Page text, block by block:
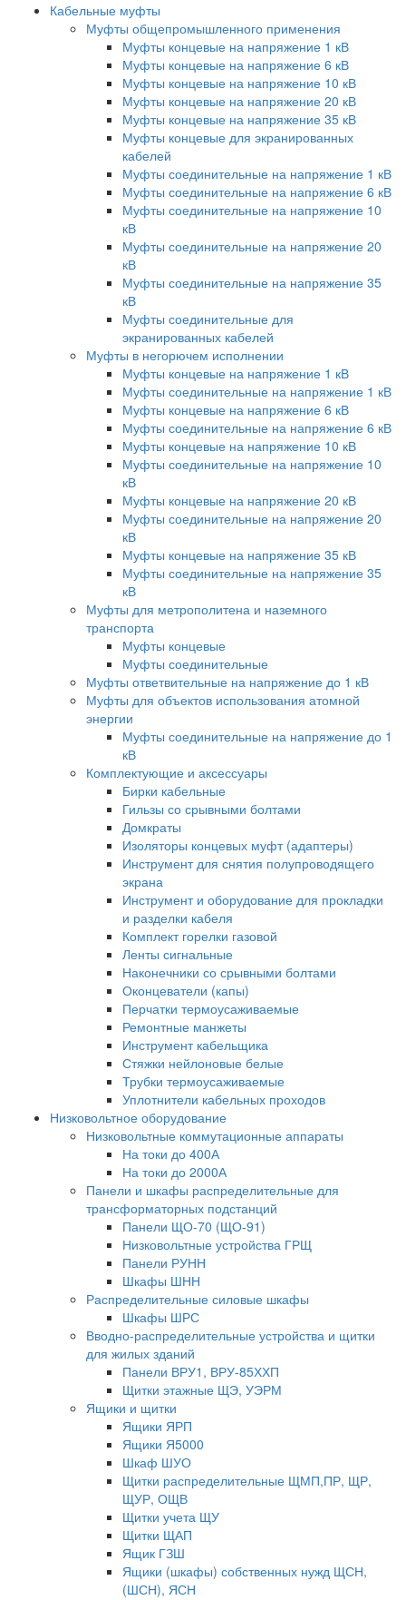
Кабельные муфты
Муфты общепромышленного применения
Муфты концевые на напряжение 1 кВ
Муфты концевые на напряжение 6 кВ
Муфты концевые на напряжение 10 кВ
Муфты концевые на напряжение 20 кВ
Муфты концевые на напряжение 35 кВ
Муфты концевые для экранированных
кабелей
Муфты соединительные на напряжение 1 кВ
Муфты соединительные на напряжение 6 кВ
Муфты соединительные на напряжение 10
кВ
Муфты соединительные на напряжение 20
кВ
Муфты соединительные на напряжение 35
кВ
Муфты соединительные для
экранированных кабелей
Муфты в негорючем исполнении
Муфты концевые на напряжение 1 кВ
Муфты соединительные на напряжение 1 кВ
Муфты концевые на напряжение 6 кВ
Муфты соединительные на напряжение 6 кВ
Муфты концевые на напряжение 10 кВ
Муфты соединительные на напряжение 10
кВ
Муфты концевые на напряжение 20 кВ
Муфты соединительные на напряжение 20
кВ
Муфты концевые на напряжение 35 кВ
Муфты соединительные на напряжение 35
кВ
Муфты для метрополитена и наземного
транспорта
Муфты концевые
Муфты соединительные
Муфты ответвительные на напряжение до 1 кВ
Муфты для объектов использования атомной
энергии
Муфты соединительные на напряжение до 1
кВ
Комплектующие и аксессуары
Бирки кабельные
Гильзы со срывными болтами
Домкраты
Изоляторы концевых муфт (адаптеры)
Инструмент для снятия полупроводящего
экрана
Инструмент и оборудование для прокладки
и разделки кабеля
Комплект горелки газовой
Ленты сигнальные
Наконечники со срывными болтами
Оконцеватели (капы)
Перчатки термоусаживаемые
Ремонтные манжеты
Инструмент кабельщика
Стяжки нейлоновые белые
Трубки термоусаживаемые
Уплотнители кабельных проходов
Низковольтное оборудование
Низковольтные коммутационные аппараты
На токи до 400А
На токи до 2000А
Панели и шкафы распределительные для
трансформаторных подстанций
Панели ЩО-70 (ЩО-91)
Низковольтные устройства ГРЩ
Панели РУНН
Шкафы ШНН
Распределительные силовые шкафы
Шкафы ШРС
Вводно-распределительные устройства и щитки
для жилых зданий
Панели ВРУ1, ВРУ-85ХХП
Щитки этажные ЩЭ, УЭРМ
Ящики и щитки
Ящики ЯРП
Ящики Я5000
Шкаф ШУО
Щитки распределительные ЩМП,ПР, ЩР,
ЩУР, ОЩВ
Щитки учета ЩУ
Щитки ЩАП
Ящик ГЗШ
Ящики (шкафы) собственных нужд ЩСН,
(ШСН), ЯСН